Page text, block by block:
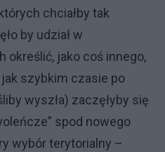
chciałby tak
by udział w
określić, jako coś innego,
szybkim czasie po
wyszła) zaczęłyby się
spod nowego
wybór terytorialny –